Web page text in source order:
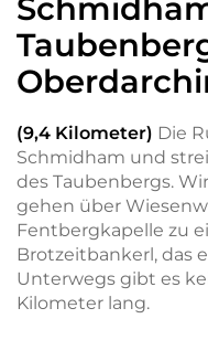
(9,4 Kilometer) Die
Schmidham und
des Taubenbergs.
gehen über
Fentbergkapelle zu
Brotzeitbankerl, das
Unterwegs gibt es
Kilometer lang.